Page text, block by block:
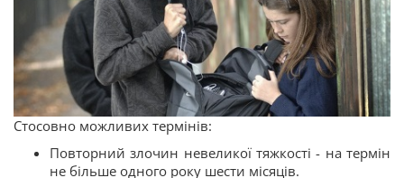
Стосовно можливих термінів:
Повторний злочин невеликої тяжкості - на термін
не більше одного року шести місяців.